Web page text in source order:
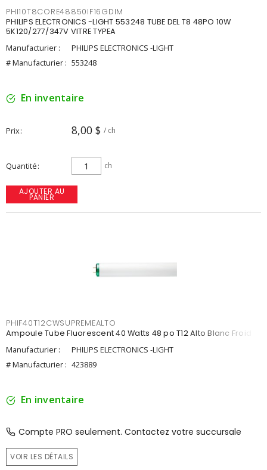
PHI10T8CORE48850IF16GDIM
PHILIPS ELECTRONICS -LIGHT 553248 TUBE DEL T8 48PO 10W
5K120/277/347V VITRE TYPEA
Manufacturier :
PHILIPS ELECTRONICS -LIGHT
# Manufacturier : 553248
En inventaire
Prix 8,00 $ / ch
Quantité ch
AJOUTER AU
PANIER
PHIF40T12CWSUPREMEALTO
Ampoule Tube Fluorescent 40 Watts 48 po T12 Alto Blanc Froid
Manufacturier :
PHILIPS ELECTRONICS -LIGHT
# Manufacturier : 423889
En inventaire
Compte PRO seulement. Contactez votre succursale
VOIR LES DÉTAILS